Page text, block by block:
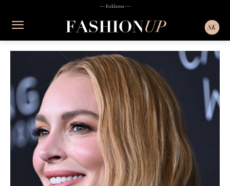
― Reklama ―